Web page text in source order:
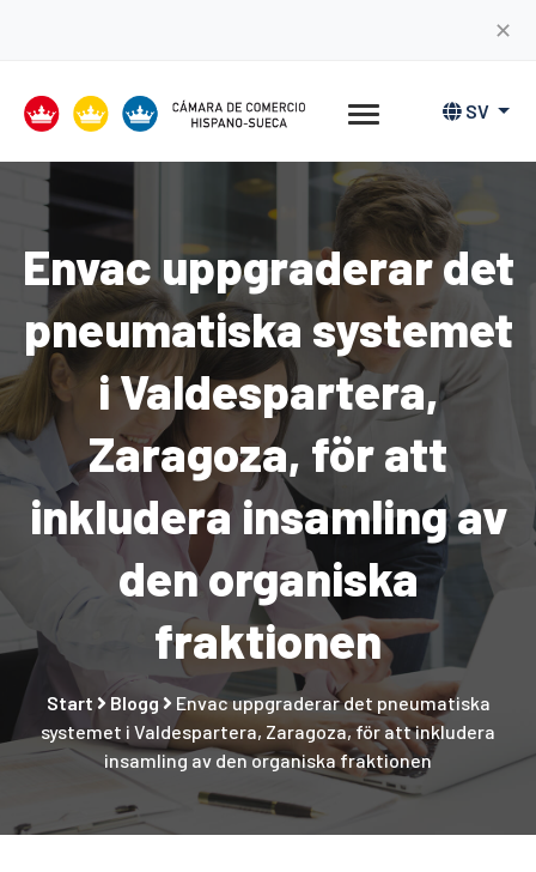
✕
SV
Envac uppgraderar det
pneumatiska systemet
i Valdespartera,
Zaragoza, för att
inkludera insamling av
den organiska
fraktionen
Start Blogg
Envac uppgraderar det pneumatiska
systemet i Valdespartera, Zaragoza, för att inkludera
insamling av den organiska fraktionen